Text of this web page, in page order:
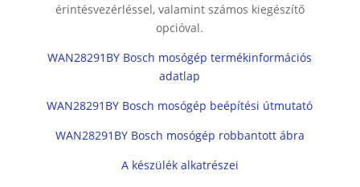
érintésvezérléssel, valamint számos kiegészítő
opcióval.
WAN28291BY Bosch mosógép termékinformációs
adatlap
WAN28291BY Bosch mosógép beépítési útmutató
WAN28291BY Bosch mosógép robbantott ábra
A készülék alkatrészei